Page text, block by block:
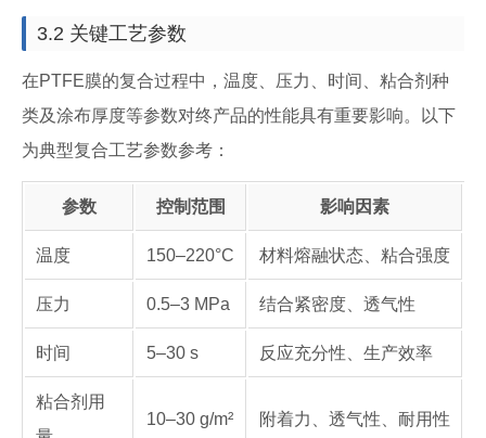
3.2 关键工艺参数
在PTFE膜的复合过程中，温度、压力、时间、粘合剂种
类及涂布厚度等参数对终产品的性能具有重要影响。以下
为典型复合工艺参数参考：
参数 控制范围 影响因素
温度 150–220°C 材料熔融状态、粘合强度
压力 0.5–3 MPa 结合紧密度、透气性
时间 5–30 s 反应充分性、生产效率
粘合剂用
10–30 g/m² 附着力、透气性、耐用性